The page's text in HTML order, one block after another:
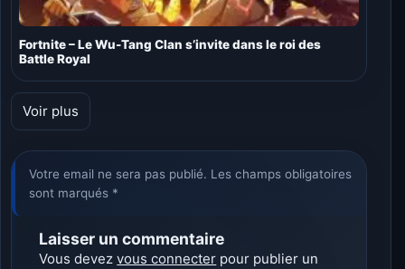
Fortnite – Le Wu-Tang Clan s’invite dans le roi des
Battle Royal
Voir plus
Votre email ne sera pas publié. Les champs obligatoires
sont marqués *
Laisser un commentaire
Vous devezvous connecter pour publier un